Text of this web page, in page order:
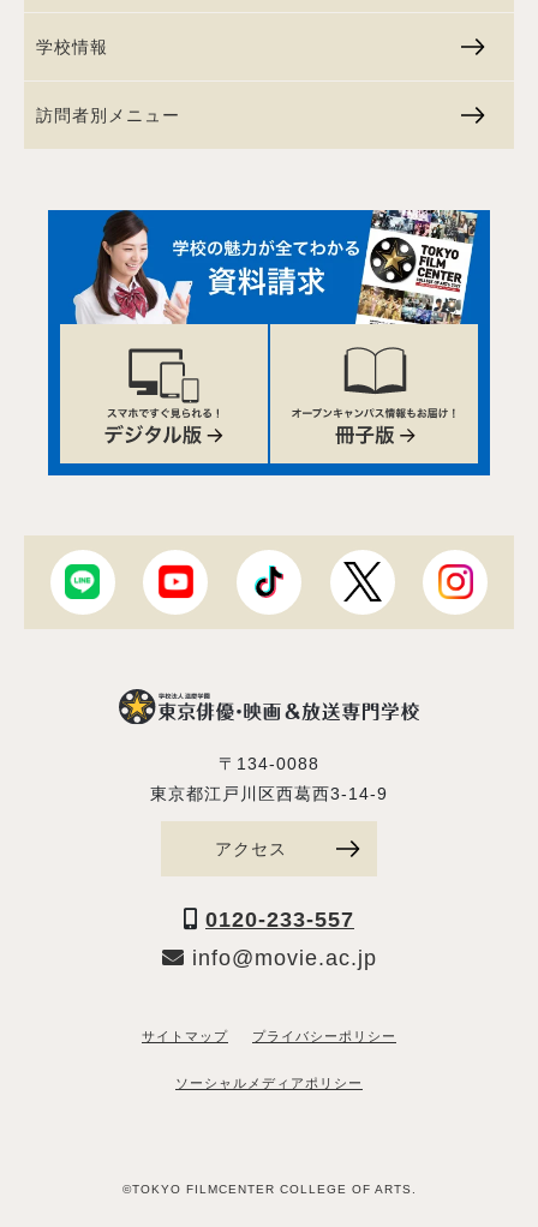
学校情報
訪問者別メニュー
〒134-0088
東京都江戸川区西葛西3-14-9
アクセス
0120-233-557
info@movie.ac.jp
サイトマップ プライバシーポリシー
ソーシャルメディアポリシー
©TOKYO FILMCENTER COLLEGE OF ARTS.